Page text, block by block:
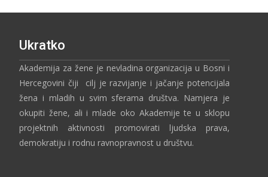
Ukratko
Akademija za žene je nevladina organizacija u Bosni i
Hercegovini čiji cilj je razvijanje i jačanje potencijala
žena i mladih u svim sferama društva. Namjera je
okupiti žene, ali i mlade oko Akademije te u sklopu
projektnih aktivnosti promovirati ljudska prava,
demokratiju i rodnu ravnopravnost u društvu.